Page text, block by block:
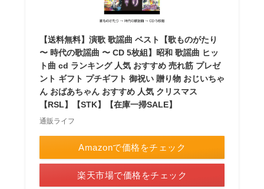
【送料無料】演歌 歌謡曲 ベスト【歌ものがたり
〜 時代の歌謡曲 〜 CD 5枚組】昭和 歌謡曲 ヒッ
ト曲 cd ランキング 人気 おすすめ 売れ筋 プレゼ
ント ギフト プチギフト 御祝い 贈り物 おじいちゃ
ん おばあちゃん おすすめ 人気 クリスマス
【RSL】【STK】【在庫一掃SALE】
通販ライフ
Amazonで価格をチェック
楽天市場で価格をチェック